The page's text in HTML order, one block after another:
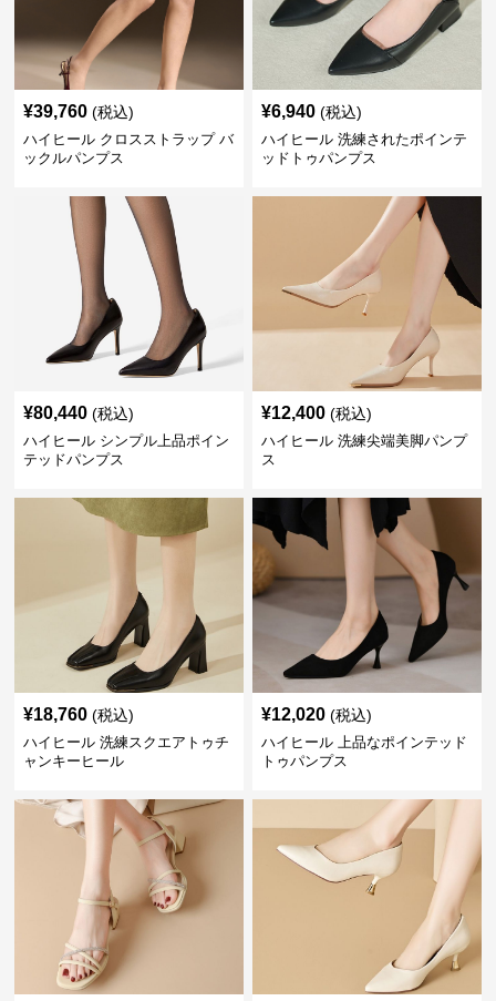
¥39,760 (税込)
ハイヒール クロスストラップ バ
ックルパンプス
¥6,940 (税込)
ハイヒール 洗練されたポインテ
ッドトゥパンプス
¥80,440 (税込)
ハイヒール シンプル上品ポイン
テッドパンプス
¥12,400 (税込)
ハイヒール 洗練尖端美脚パンプ
ス
¥18,760 (税込)
ハイヒール 洗練スクエアトゥチ
ャンキーヒール
¥12,020 (税込)
ハイヒール 上品なポインテッド
トゥパンプス